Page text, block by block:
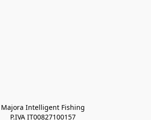
Majora Intelligent Fishing
P.IVA IT00827100157